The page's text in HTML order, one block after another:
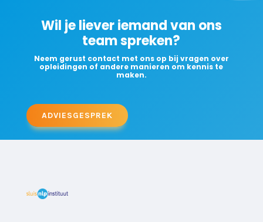
Wil je liever iemand van ons
team spreken?
Neem gerust contact met ons op bij vragen over
opleidingen of andere manieren om kennis te
maken.
ADVIESGESPREK